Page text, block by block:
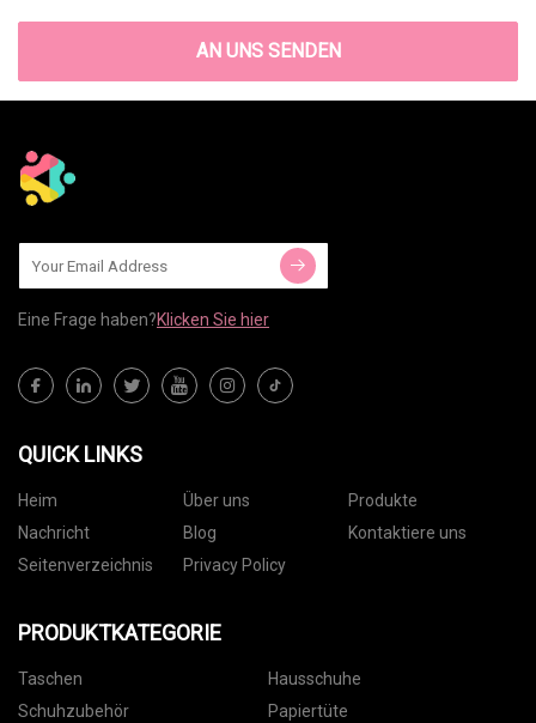
AN UNS SENDEN
Eine Frage haben?Klicken Sie hier
QUICK LINKS
Heim Über uns
Produkte
Nachricht
Blog
Kontaktiere uns
Seitenverzeichnis
Privacy Policy
PRODUKTKATEGORIE
Taschen
Hausschuhe
Schuhzubehör
Papiertüte